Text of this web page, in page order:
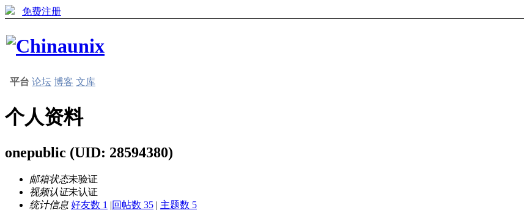
免费注册
平台 论坛 博客 文库
个人资料
onepublic (UID: 28594380)
邮箱状态未验证
视频认证未认证
统计信息 好友数 1 |回帖数 35 | 主题数 5